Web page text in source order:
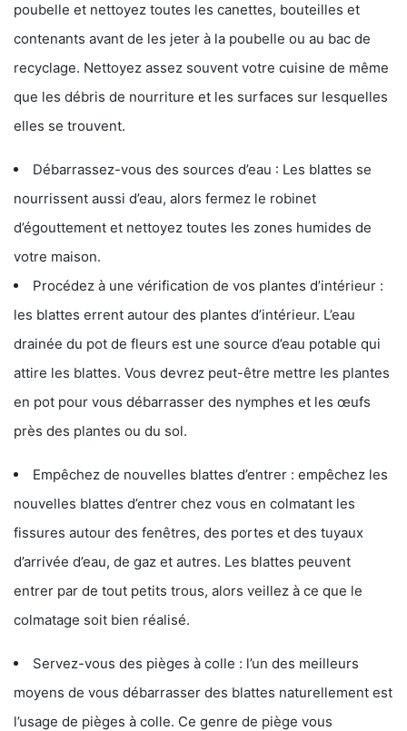
poubelle et nettoyez toutes les canettes, bouteilles et
contenants avant de les jeter à la poubelle ou au bac de
recyclage. Nettoyez assez souvent votre cuisine de même
que les débris de nourriture et les surfaces sur lesquelles
elles se trouvent.
Débarrassez-vous des sources d’eau : Les blattes se
nourrissent aussi d’eau, alors fermez le robinet
d’égouttement et nettoyez toutes les zones humides de
votre maison.
Procédez à une vérification de vos plantes d’intérieur :
les blattes errent autour des plantes d’intérieur. L’eau
drainée du pot de fleurs est une source d’eau potable qui
attire les blattes. Vous devrez peut-être mettre les plantes
en pot pour vous débarrasser des nymphes et les œufs
près des plantes ou du sol.
Empêchez de nouvelles blattes d’entrer : empêchez les
nouvelles blattes d’entrer chez vous en colmatant les
fissures autour des fenêtres, des portes et des tuyaux
d’arrivée d’eau, de gaz et autres. Les blattes peuvent
entrer par de tout petits trous, alors veillez à ce que le
colmatage soit bien réalisé.
Servez-vous des pièges à colle : l’un des meilleurs
moyens de vous débarrasser des blattes naturellement est
l’usage de pièges à colle. Ce genre de piège vous